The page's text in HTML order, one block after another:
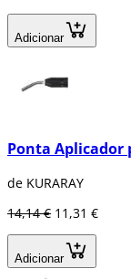
Adicionar
Ponta Aplicador
de KURARAY
14,14 € 11,31 €
Adicionar